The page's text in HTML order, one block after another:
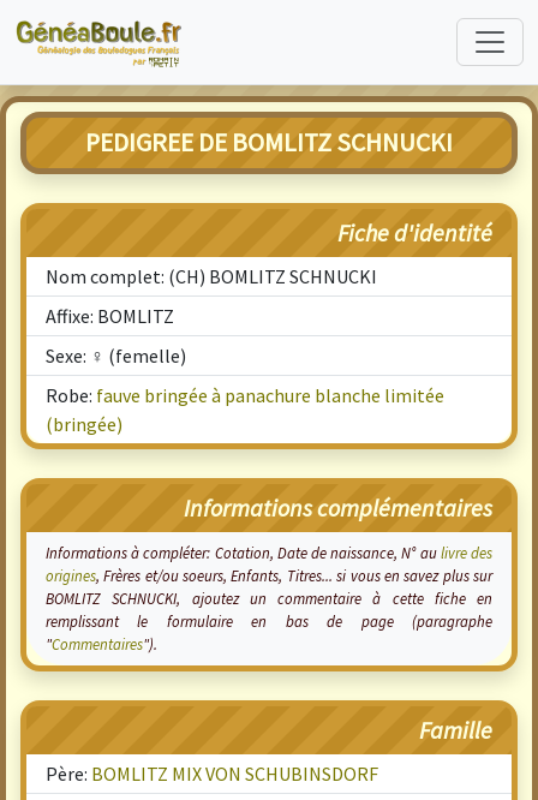
PEDIGREE DE BOMLITZ SCHNUCKI
Fiche d'identité
Nom complet: (CH) BOMLITZ SCHNUCKI
Affixe: BOMLITZ
Sexe: ♀ (femelle)
Robe: fauve bringée à panachure blanche limitée
(bringée)
Informations complémentaires
Informations à compléter: Cotation, Date de naissance, N° aulivre des
origines, Frères et/ou soeurs, Enfants, Titres... si vous en savez plus sur
BOMLITZ SCHNUCKI, ajoutez un commentaire à cette fiche en
remplissant le formulaire en bas de page (paragraphe
"Commentaires").
Famille
Père: BOMLITZ MIX VON SCHUBINSDORF